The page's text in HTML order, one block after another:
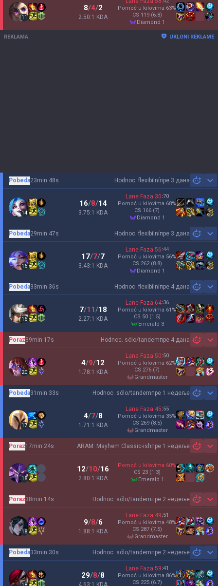
11
8/4/2
2.50:1 KDA
Pomoć u kilovima 63%
CS 119 (6.8)
diamond 1
REKLAMA UKLONI REKLAME
Hodnoc. flexibilníпре 3 дана
Pobeda23min 48s
14
16/8/14
3.75:1 KDA
Lane Faza 30:70
Pomoć u kilovima 68%
CS 166 (7)
diamond 1
Hodnoc. flexibilníпре 3 дана
Pobeda29min 47s
16
17/7/7
3.43:1 KDA
Lane Faza 56:44
Pomoć u kilovima 56%
CS 262 (8.8)
diamond 1
Hodnoc. flexibilníпре 4 дана
Pobeda33min 36s
16
7/11/18
2.27:1 KDA
Lane Faza 64:36
Pomoć u kilovima 61 %
CS 50 (1.5)
emerald 3
Hodnoc. sólo/tandemпре 4 дана
Poraz39min 17s
20
4/9/12
1.78:1 KDA
Lane Faza 50:50
Pomoć u kilovima 62%
CS 276 (7)
grandmaster
Hodnoc. sólo/tandemпре 1 недеље
Pobeda31min 33s
17
4/7/8
1.71:1 KDA
Lane Faza 45:55
Pomoć u kilovima 35%
CS 269 (8.5)
grandmaster
ARAM: Mayhem Classic-ishпре 1 недеље
Poraz17min 24s
18
12/10/16
2.80:1 KDA
Pomoć u kilovima 60%
CS 23 (1.3)
emerald 1
Hodnoc. sólo/tandemпре 2 недеље
Poraz38min 14s
18
9/8/6
1.88:1 KDA
Lane Faza 49:51
Pomoć u kilovima 48%
CS 287 (7.5)
grandmaster
Hodnoc. sólo/tandemпре 2 недеље
Pobeda33min 30s
29/8/8
4.63:1 KDA
Lane Faza 59:41
Pomoć u kilovima 86%
CS 225 (6.7)